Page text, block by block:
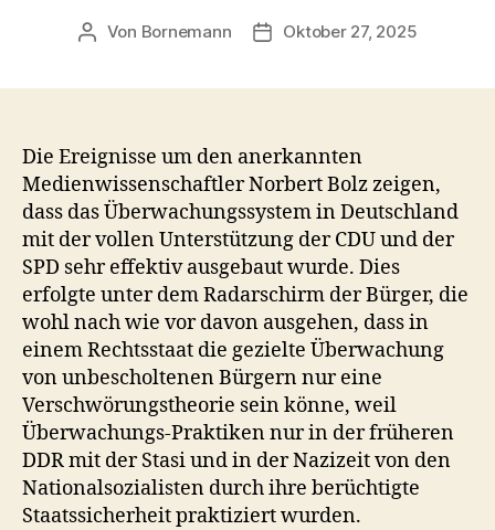
Beitragsautor
Von Bornemann Veröffentlichungsdatum
Oktober 27, 2025
Die Ereignisse um den anerkannten
Medienwissenschaftler Norbert Bolz zeigen,
dass das Überwachungssystem in Deutschland
mit der vollen Unterstützung der CDU und der
SPD sehr effektiv ausgebaut wurde. Dies
erfolgte unter dem Radarschirm der Bürger, die
wohl nach wie vor davon ausgehen, dass in
einem Rechtsstaat die gezielte Überwachung
von unbescholtenen Bürgern nur eine
Verschwörungstheorie sein könne, weil
Überwachungs-Praktiken nur in der früheren
DDR mit der Stasi und in der Nazizeit von den
Nationalsozialisten durch ihre berüchtigte
Staatssicherheit praktiziert wurden.